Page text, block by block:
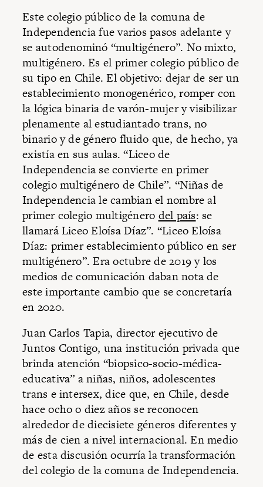
Este colegio público de la comuna de
Independencia fue varios pasos adelante y
se autodenominó “multigénero”. No mixto,
multigénero. Es el primer colegio público de
su tipo en Chile. El objetivo: dejar de ser un
establecimiento monogenérico, romper con
la lógica binaria de varón-mujer y visibilizar
plenamente al estudiantado trans, no
binario y de género fluido que, de hecho, ya
existía en sus aulas. “Liceo de
Independencia se convierte en primer
colegio multigénero de Chile”. “Niñas de
Independencia le cambian el nombre al
primer colegio multigénero del país: se
llamará Liceo Eloísa Díaz”. “Liceo Eloísa
Díaz: primer establecimiento público en ser
multigénero”. Era octubre de 2019 y los
medios de comunicación daban nota de
este importante cambio que se concretaría
en 2020.
Juan Carlos Tapia, director ejecutivo de
Juntos Contigo, una institución privada que
brinda atención “biopsico-socio-médica-
educativa” a niñas, niños, adolescentes
trans e intersex, dice que, en Chile, desde
hace ocho o diez años se reconocen
alrededor de diecisiete géneros diferentes y
más de cien a nivel internacional. En medio
de esta discusión ocurría la transformación
del colegio de la comuna de Independencia.